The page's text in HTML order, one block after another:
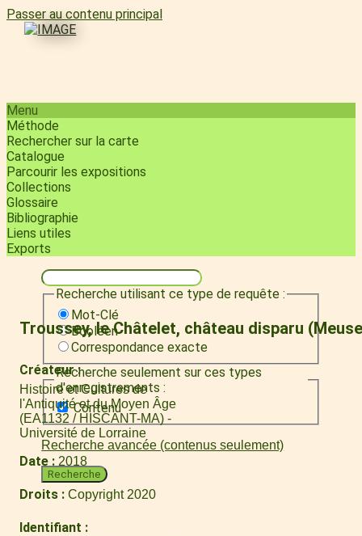
Passer au contenu principal
Menu
Méthode
Rechercher sur la carte
Catalogue
Parcourir les expositions
Collections
Glossaire
Bibliographie
Liens utiles
Exports
Recherche utilisant ce type de requête :
Mot-Clé
Booléen
Correspondance exacte
Recherche seulement sur ces types
d'enregistrements :
Contenu
Recherche avancée (contenus seulement)
Recherche
Troussey, le Châtelet, château disparu
Créateur
Histoire et Cultures de
l'Antiquité et du Moyen Âge
(EA1132 / HISCANT-MA) -
Université de Lorraine
Date 2018
Droits Copyright 2020
Identifiant